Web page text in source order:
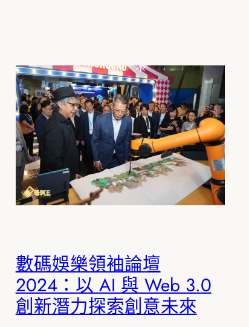
數碼娛樂領袖論壇
2024：以 AI 與 Web 3.0
創新潛力探索創意未來